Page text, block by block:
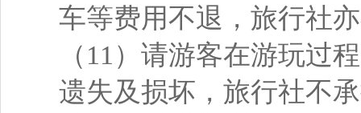
车等费用不退，旅行社
（11）请游客在游玩过
遗失及损坏，旅行社不